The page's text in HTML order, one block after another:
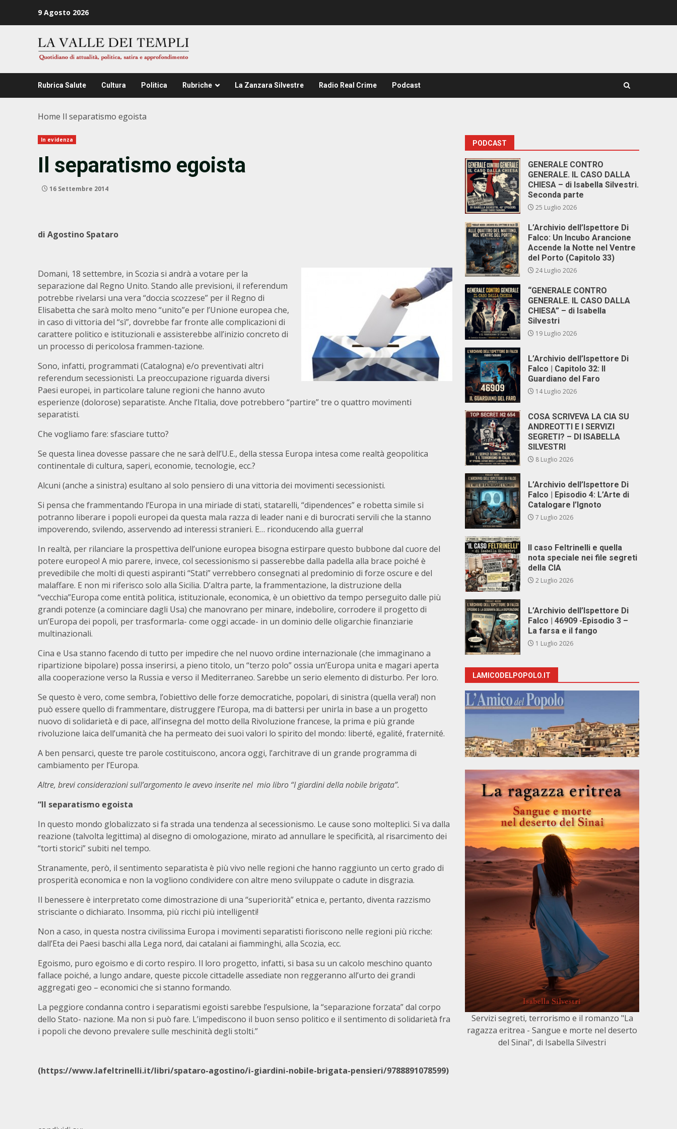
9 Agosto 2026
Rubrica Salute Cultura Politica Rubriche La Zanzara Silvestre Radio Real Crime Podcast
Home Il separatismo egoista
In evidenza
Il separatismo egoista
16 Settembre 2014
di Agostino Spataro
Domani, 18 settembre, in Scozia si andrà a votare per la
separazione dal Regno Unito. Stando alle previsioni, il referendum
potrebbe rivelarsi una vera “doccia scozzese” per il Regno di
Elisabetta che sarà molto meno “unito”e per l’Unione europea che,
in caso di vittoria del “sì”, dovrebbe far fronte alle complicazioni di
carattere politico e istituzionali e assisterebbe all’inizio concreto di
un processo di pericolosa frammen-tazione.
Sono, infatti, programmati (Catalogna) e/o preventivati altri
referendum secessionisti. La preoccupazione riguarda diversi
Paesi europei, in particolare talune regioni che hanno avuto
esperienze (dolorose) separatiste. Anche l’Italia, dove potrebbero “partire” tre o quattro movimenti
separatisti.
Che vogliamo fare: sfasciare tutto?
Se questa linea dovesse passare che ne sarà dell’U.E., della stessa Europa intesa come realtà geopolitica
continentale di cultura, saperi, economie, tecnologie, ecc.?
Alcuni (anche a sinistra) esultano al solo pensiero di una vittoria dei movimenti secessionisti.
Si pensa che frammentando l’Europa in una miriade di stati, statarelli, “dipendences” e robetta simile si
potranno liberare i popoli europei da questa mala razza di leader nani e di burocrati servili che la stanno
impoverendo, svilendo, asservendo ad interessi stranieri. E… riconducendo alla guerra!
In realtà, per rilanciare la prospettiva dell’unione europea bisogna estirpare questo bubbone dal cuore del
potere europeo! A mio parere, invece, col secessionismo si passerebbe dalla padella alla brace poiché è
prevedibile che molti di questi aspiranti “Stati” verrebbero consegnati al predominio di forze oscure e del
malaffare. E non mi riferisco solo alla Sicilia. D’altra parte, la frammentazione, la distruzione della
“vecchia”Europa come entità politica, istituzionale, economica, è un obiettivo da tempo perseguito dalle più
grandi potenze (a cominciare dagli Usa) che manovrano per minare, indebolire, corrodere il progetto di
un’Europa dei popoli, per trasformarla- come oggi accade- in un dominio delle oligarchie finanziarie
multinazionali.
Cina e Usa stanno facendo di tutto per impedire che nel nuovo ordine internazionale (che immaginano a
ripartizione bipolare) possa inserirsi, a pieno titolo, un “terzo polo” ossia un’Europa unita e magari aperta
alla cooperazione verso la Russia e verso il Mediterraneo. Sarebbe un serio elemento di disturbo. Per loro.
Se questo è vero, come sembra, l’obiettivo delle forze democratiche, popolari, di sinistra (quella vera!) non
può essere quello di frammentare, distruggere l’Europa, ma di battersi per unirla in base a un progetto
nuovo di solidarietà e di pace, all’insegna del motto della Rivoluzione francese, la prima e più grande
rivoluzione laica dell’umanità che ha permeato dei suoi valori lo spirito del mondo: liberté, egalité, fraternité.
A ben pensarci, queste tre parole costituiscono, ancora oggi, l’architrave di un grande programma di
cambiamento per l’Europa.
Altre, brevi considerazioni sull’argomento le avevo inserite nel mio libro “I giardini della nobile brigata”.
“Il separatismo egoista
In questo mondo globalizzato si fa strada una tendenza al secessioni­smo. Le cause sono molteplici. Si va dalla
reazione (talvolta legittima) al disegno di omologazione, mirato ad annullare le specificità, al risar­cimento dei
“torti storici” subiti nel tempo.
Stranamente, però, il sentimento separatista è più vivo nelle regioni che hanno raggiunto un certo grado di
prosperità economica e non la vogliono condividere con altre meno sviluppate o cadute in disgrazia.
Il benessere è interpretato come dimostrazione di una “superiorità” et­nica e, pertanto, diventa razzismo
strisciante o dichiarato. Insomma, più ricchi più intelligenti!
Non a caso, in questa nostra civilissima Europa i movimenti separatisti fioriscono nelle regioni più ricche:
dall’Eta dei Paesi baschi alla Lega nord, dai catalani ai fiamminghi, alla Scozia, ecc.
Egoismo, puro egoismo e di corto respiro. Il loro progetto, infatti, si basa su un calcolo meschino quanto
fallace poiché, a lungo andare, queste piccole cittadelle assediate non reggeranno all’urto dei grandi
aggregati geo – economici che si stanno formando.
La peggiore condanna contro i separatismi egoisti sarebbe l’espulsione, la “separa­zione forzata” dal corpo
dello Stato- nazione. Ma non si può fare. L’impediscono il buon senso politico e il sentimento di solidarietà fra
i popoli che devono prevalere sulle meschinità degli stolti.”
(https://www.lafeltrinelli.it/libri/spataro-agostino/i-giardini-nobile-brigata-pensieri/9788891078599)
PODCAST
GENERALE CONTRO
GENERALE. IL CASO DALLA
CHIESA – di Isabella Silvestri.
Seconda parte
25 Luglio 2026
L’Archivio dell’Ispettore Di
Falco: Un Incubo Arancione
Accende la Notte nel Ventre
del Porto (Capitolo 33)
24 Luglio 2026
“GENERALE CONTRO
GENERALE. IL CASO DALLA
CHIESA” – di Isabella
Silvestri
19 Luglio 2026
L’Archivio dell’Ispettore Di
Falco | Capitolo 32: Il
Guardiano del Faro
14 Luglio 2026
COSA SCRIVEVA LA CIA SU
ANDREOTTI E I SERVIZI
SEGRETI? – DI ISABELLA
SILVESTRI
8 Luglio 2026
L’Archivio dell’Ispettore Di
Falco | Episodio 4: L’Arte di
Catalogare l’Ignoto
7 Luglio 2026
Il caso Feltrinelli e quella
nota speciale nei file segreti
della CIA
2 Luglio 2026
L’Archivio dell’Ispettore Di
Falco | 46909 -Episodio 3 –
La farsa e il fango
1 Luglio 2026
LAMICODELPOPOLO.IT
Servizi segreti, terrorismo e il romanzo "La
ragazza eritrea - Sangue e morte nel deserto
del Sinai", di Isabella Silvestri